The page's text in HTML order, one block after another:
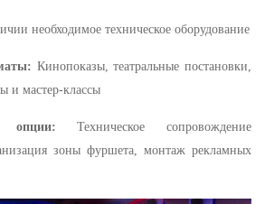
необходимое техническое оборудование
Кинопоказы, театральные постановки,
и мастер-классы
опции: Техническое сопровождение
зоны фуршета, монтаж рекламных